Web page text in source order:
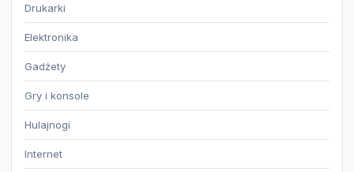
Drukarki
Elektronika
Gadżety
Gry i konsole
Hulajnogi
Internet